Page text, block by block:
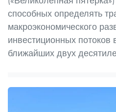
способных определять
макроэкономического
инвестиционных
ближайших двух